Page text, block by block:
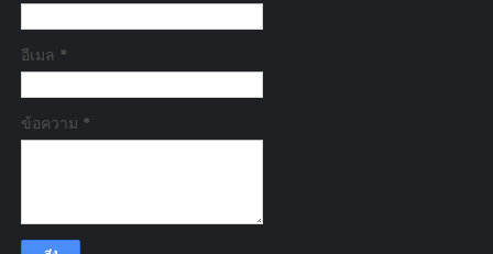
อีเมล *
ข้อความ *